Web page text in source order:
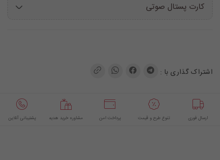
کارت پستال صوتی
اشتراک گذاری با :
ارسال فوری تنوع طرح و قیمت پرداخت امن مشاوره خرید هدیه پشتیبانی آنلاین